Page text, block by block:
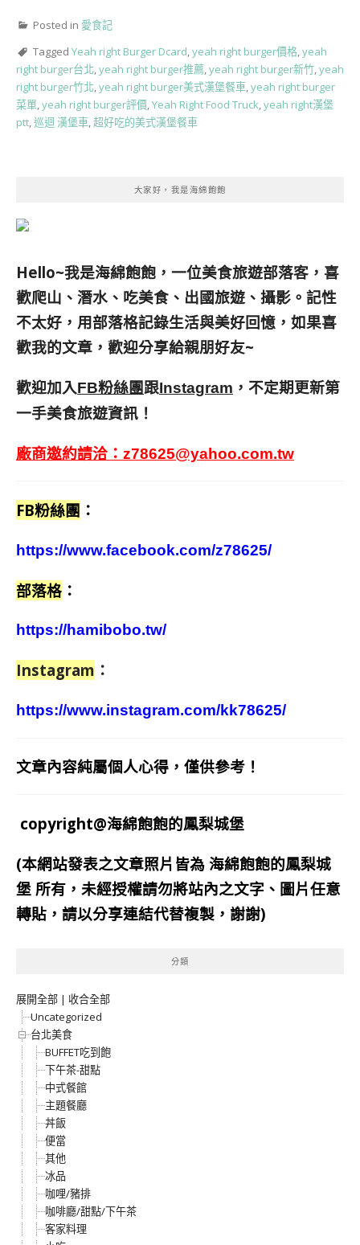
Posted in 愛食記
Tagged Yeah right Burger Dcard,yeah right burger價格,yeah
right burger台北,yeah right burger推薦,yeah right burger新竹,yeah
right burger竹北,yeah right burger美式漢堡餐車,yeah right burger
菜單,yeah right burger評價,Yeah Right Food Truck,yeah right漢堡
ptt,巡迴 漢堡車,超好吃的美式漢堡餐車
大家好，我是海綿飽飽
Hello~我是海綿飽飽，一位美食旅遊部落客， 喜
歡爬山、潛水、吃美食、出國旅遊、攝影。 記性
不太好，用部落格記錄生活與美好回憶， 如果喜
歡我的文章，歡迎分享給親朋好友~
歡迎加入FB粉絲團跟Instagram ，不定期更新第
一手美食旅遊資訊！
廠商邀約請洽： z78625@yahoo.com.tw
FB粉絲團 ：
https://www.facebook.com/z78625/
部落格 ：
https://hamibobo.tw/
Instagram ：
https://www.instagram.com/kk78625/
文章內容純屬個人心得，僅供參考！
copyright@海綿飽飽的鳳梨城堡
(本網站發表之文章照片皆為 海綿飽飽的鳳梨城
堡 所有，未經授權請勿將站內之文字、圖片任意
轉貼，請以分享連結代替複製，謝謝)
分類
展開全部 | 收合全部
Uncategorized
台北美食
BUFFET吃到飽
下午茶-甜點
中式餐館
主題餐廳
丼飯
便當
其他
冰品
咖哩/豬排
咖啡廳/甜點/下午茶
客家料理